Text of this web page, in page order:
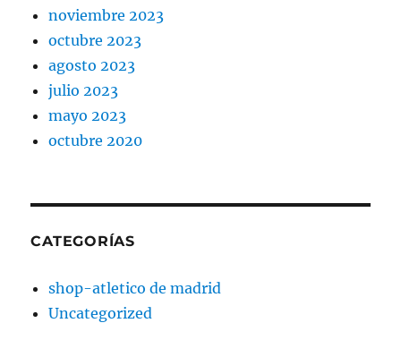
noviembre 2023
octubre 2023
agosto 2023
julio 2023
mayo 2023
octubre 2020
CATEGORÍAS
shop-atletico de madrid
Uncategorized